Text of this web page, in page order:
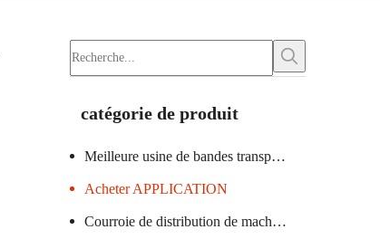
catégorie de produit
Meilleure usine de bandes transporteuses
Acheter APPLICATION
Courroie de distribution de machine à verre certifiée